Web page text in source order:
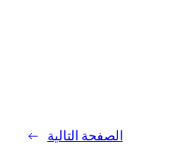
الصفحة التالية →